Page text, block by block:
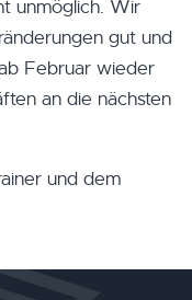
unmöglich. Wir
gut und
Februar wieder
an die nächsten
und dem